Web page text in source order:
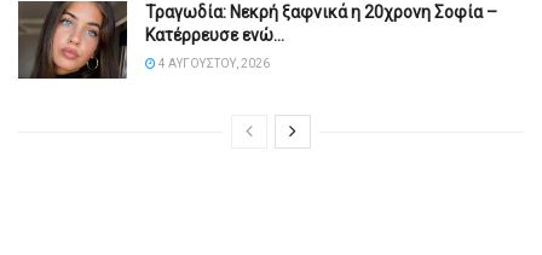
Τραγωδία: Νεκρή ξαφνικά η 20χρονη Σοφία –
Κατέρρευσε ενώ…
4 ΑΥΓΟΎΣΤΟΥ, 2026